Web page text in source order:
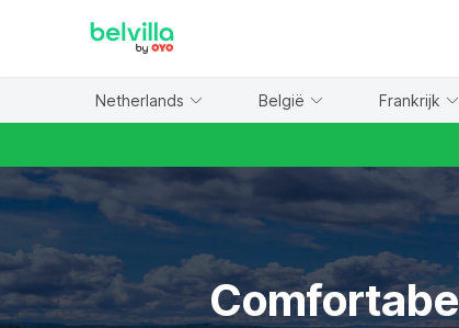
Netherlands België Frankrijk